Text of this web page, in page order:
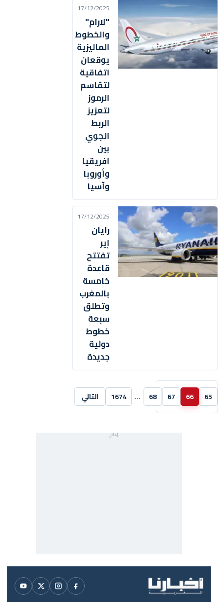
17/12/2025
"لارام"
والخطوط
الماليزية
يوقعان
اتفاقية
لتقاسم
الرموز
لتعزيز
الربط
الجوي
بين
افريقيا
وأوروبا
وآسيا
17/12/2025
رايان
إير
تفتتح
قاعدة
خامسة
بالمغرب
وتطلق
سبعة
خطوط
دولية
جديدة
65
66
67
68
…
1674 التالي